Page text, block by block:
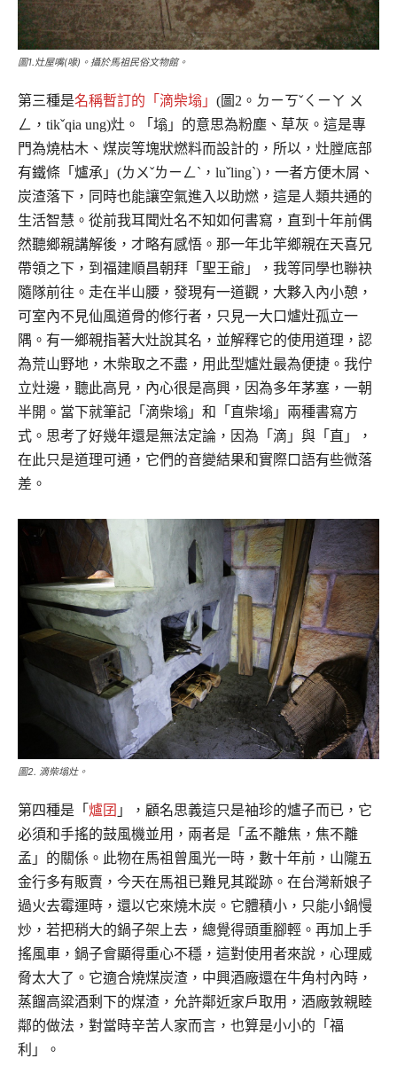
圖1.灶屋嘴(喙)。攝於馬祖民俗文物館。
第三種是名稱暫訂的「滴柴塕」 (圖2。ㄉㄧㄎˇㄑㄧㄚ ㄨ
ㄥ，tikˇqia ung)灶。「塕」的意思為粉塵、草灰。這是專
門為燒枯木、煤炭等塊狀燃料而設計的，所以，灶膛底部
有鐵條「爐承」(ㄌㄨˇㄌㄧㄥˋ，luˇlingˋ)，一者方便木屑、
炭渣落下，同時也能讓空氣進入以助燃，這是人類共通的
生活智慧。從前我耳聞灶名不知如何書寫，直到十年前偶
然聽鄉親講解後，才略有感悟。那一年北竿鄉親在天喜兄
帶領之下，到福建順昌朝拜「聖王爺」，我等同學也聯袂
隨隊前往。走在半山腰，發現有一道觀，大夥入內小憩，
可室內不見仙風道骨的修行者，只見一大口爐灶孤立一
隅。有一鄉親指著大灶說其名，並解釋它的使用道理，認
為荒山野地，木柴取之不盡，用此型爐灶最為便捷。我佇
立灶邊，聽此高見，內心很是高興，因為多年茅塞，一朝
半開。當下就筆記「滴柴塕」和「直柴塕」兩種書寫方
式。思考了好幾年還是無法定論，因為「滴」與「直」，
在此只是道理可通，它們的音變結果和實際口語有些微落
差。
圖2. 滴柴塕灶。
第四種是「 爐囝 」，顧名思義這只是袖珍的爐子而已，它
必須和手搖的鼓風機並用，兩者是「孟不離焦，焦不離
孟」的關係。此物在馬祖曾風光一時，數十年前，山隴五
金行多有販賣，今天在馬祖已難見其蹤跡。在台灣新娘子
過火去霉運時，還以它來燒木炭。它體積小，只能小鍋慢
炒，若把稍大的鍋子架上去，總覺得頭重腳輕。再加上手
搖風車，鍋子會顯得重心不穩，這對使用者來說，心理威
脅太大了。它適合燒煤炭渣，中興酒廠還在牛角村內時，
蒸餾高粱酒剩下的煤渣，允許鄰近家戶取用，酒廠敦親睦
鄰的做法，對當時辛苦人家而言，也算是小小的「福
利」。